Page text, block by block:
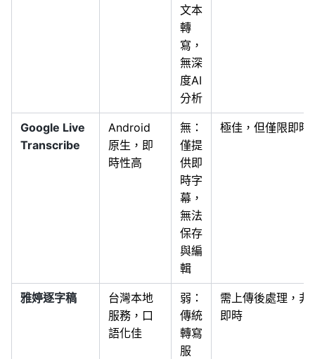
文本
轉
寫，
無深
度AI
分析
Google Live
Transcribe
Android
原生，即
時性高
無：
僅提
供即
時字
幕，
無法
保存
與編
輯
極佳，但僅限即時
雅婷逐字稿
台灣本地
服務，口
語化佳
弱：
傳統
轉寫
服
需上傳後處理，非
即時